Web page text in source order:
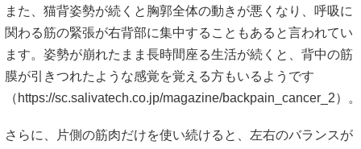
また、猫背姿勢が続くと胸郭全体の動きが悪くなり、呼吸に
関わる筋の緊張が右背部に集中することもあると言われてい
ます。姿勢が崩れたまま長時間座る生活が続くと、背中の筋
膜が引きつれたような感覚を覚える方もいるようです
（ https://sc.salivatech.co.jp/magazine/backpain_cancer_2）。
さらに、片側の筋肉だけを使い続けると、左右のバランスが